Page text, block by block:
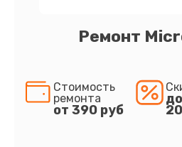
Ремонт
Стоимость
ремонта
от 390 руб
до